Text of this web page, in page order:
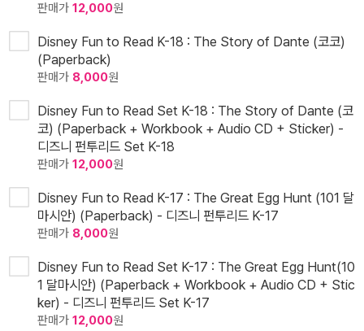
판매가 12,000원
Disney Fun to Read K-18 : The Story of Dante (코코)
(Paperback)
판매가 8,000원
Disney Fun to Read Set K-18 : The Story of Dante (코
코) (Paperback + Workbook + Audio CD + Sticker) -
디즈니 펀투리드 Set K-18
판매가 12,000원
Disney Fun to Read K-17 : The Great Egg Hunt (101 달
마시안) (Paperback) - 디즈니 펀투리드 K-17
판매가 8,000원
Disney Fun to Read Set K-17 : The Great Egg Hunt(10
1 달마시안) (Paperback + Workbook + Audio CD + Stic
ker) - 디즈니 펀투리드 Set K-17
판매가 12,000원